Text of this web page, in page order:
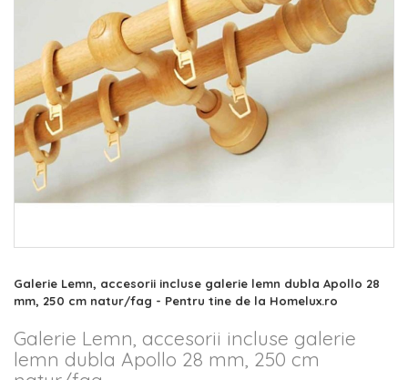
Skip
to
beginning
of
the
Galerie Lemn, accesorii incluse galerie lemn dubla Apollo 28
mm, 250 cm natur/fag - Pentru tine de la Homelux.ro
Galerie Lemn, accesorii incluse galerie
lemn dubla Apollo 28 mm, 250 cm